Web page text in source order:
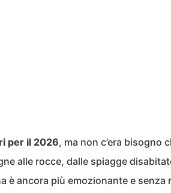
per il 2026, ma non c’era bisogno
alle rocce, dalle spiagge
è ancora più emozionante e senza